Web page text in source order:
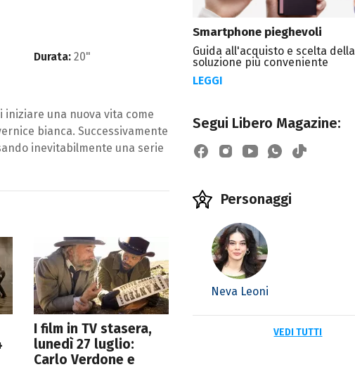
Durata: 20"
iniziare una nuova vita come
bianca. Successivamente
inevitabilmente una serie
I film in TV stasera,
lunedì 27 luglio:
Carlo Verdone e
Smartphone pieghevoli
Guida all'acquisto e scelta della
soluzione più conveniente
LEGGI
Segui Libero Magazine:
Personaggi
Neva Leoni
VEDI TUTTI